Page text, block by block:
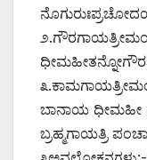
ಬಾನಾಯ ಧೀಮಹೀ
ಬ್ರಹ್ಮಗಾಯತ್ರಿ